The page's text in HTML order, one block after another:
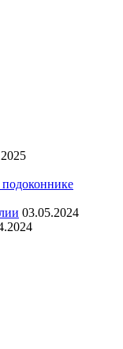
03.05.2024